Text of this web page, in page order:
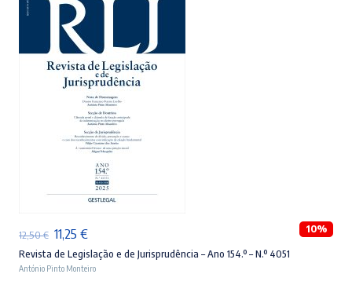
12,50€ O
preço
original
11,25 €O
preço
atual
10%
Revista de Legislação e de Jurisprudência – Ano 154.º – N.º 4051
António Pinto Monteiro